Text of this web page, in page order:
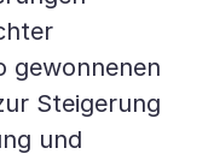
gewonnenen
Steigerung
und